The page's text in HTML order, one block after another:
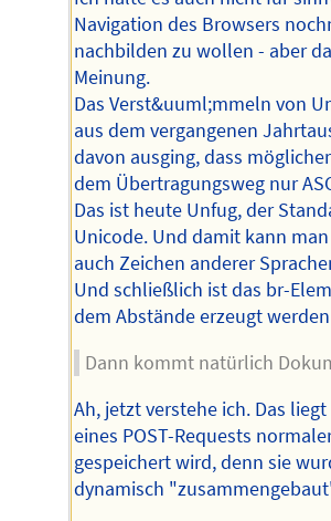
Navigation des Browsers
nachbilden zu wollen - aber
Meinung.
Das Verst&uuml;mmeln von
aus dem vergangenen
davon ausging, dass
dem Übertragungsweg nur
Das ist heute Unfug, der
Unicode. Und damit kann
auch Zeichen anderer
Und schließlich ist das br-
dem Abstände erzeugt
Dann kommt natürlich
Ah, jetzt verstehe ich. Das
eines POST-Requests
gespeichert wird, denn sie
dynamisch